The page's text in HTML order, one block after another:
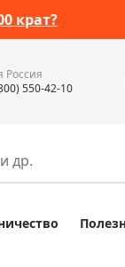
крат?
Россия
550-42-10